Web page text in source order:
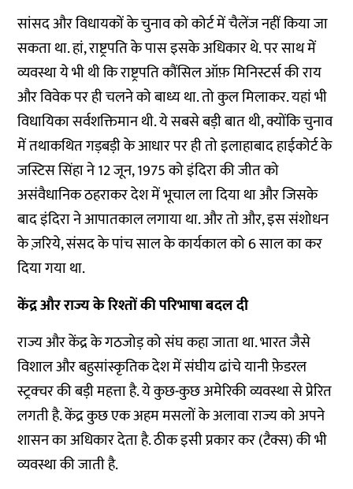
सांसद और विधायकों के चुनाव को कोर्ट में चैलेंज नहीं किया जा
सकता था. हां, राष्ट्रपति के पास इसके अधिकार थे. पर साथ में
व्यवस्था ये भी थी कि राष्ट्रपति कौंसिल ऑफ़ मिनिस्टर्स की राय
और विवेक पर ही चलने को बाध्य था. तो कुल मिलाकर. यहां भी
विधायिका सर्वशक्तिमान थी. ये सबसे बड़ी बात थी, क्योंकि चुनाव
में तथाकथित गड़बड़ी के आधार पर ही तो इलाहाबाद हाईकोर्ट के
जस्टिस सिंहा ने 12 जून, 1975 को इंदिरा की जीत को
असंवैधानिक ठहराकर देश में भूचाल ला दिया था और जिसके
बाद इंदिरा ने आपातकाल लगाया था. और तो और, इस संशोधन
के ज़रिये, संसद के पांच साल के कार्यकाल को 6 साल का कर
दिया गया था.
केंद्र और राज्य के रिश्तों की परिभाषा बदल दी
राज्य और केंद्र के गठजोड़ को संघ कहा जाता था. भारत जैसे
विशाल और बहुसांस्कृतिक देश में संघीय ढांचे यानी फ़ेडरल
स्ट्रक्चर की बड़ी महत्ता है. ये कुछ-कुछ अमेरिकी व्यवस्था से प्रेरित
लगती है. केंद्र कुछ एक अहम मसलों के अलावा राज्य को अपने
शासन का अधिकार देता है. ठीक इसी प्रकार कर (टैक्स) की भी
व्यवस्था की जाती है.